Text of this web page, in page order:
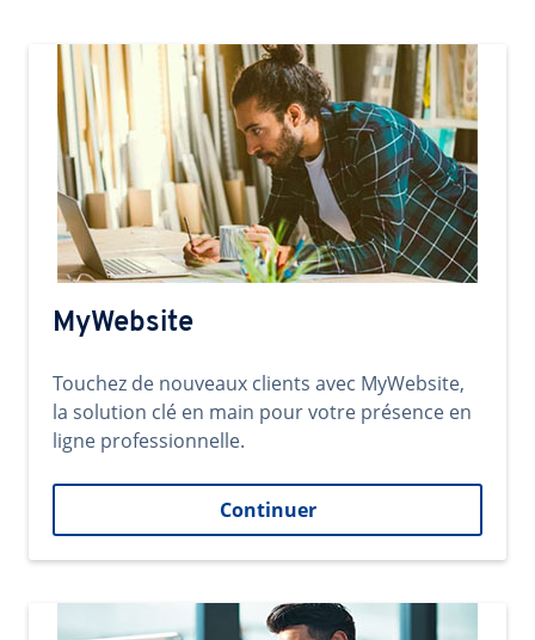
MyWebsite
Touchez de nouveaux clients avec MyWebsite,
la solution clé en main pour votre présence en
ligne professionnelle.
Continuer